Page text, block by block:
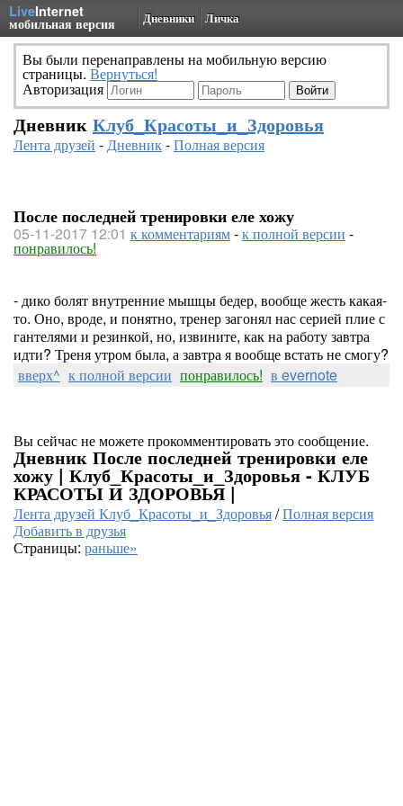
LiveInternet
мобильная версия Дневники Личка
Вы были перенаправлены на мобильную версию
страницы. Вернуться!
Авторизация
Дневник Клуб_Красоты_и_Здоровья
Лента друзей -Дневник-Полная версия
После последней тренировки еле хожу
05-11-2017 12:01 к комментариям-к полной версии -
понравилось!
- дико болят внутренние мышцы бедер, вообще жесть какая-
то. Оно, вроде, и понятно, тренер загонял нас серией плие с
гантелями и резинкой, но, извините, как на работу завтра
идти? Треня утром была, а завтра я вообще встать не смогу?
вверх^ к полной версии понравилось! в evernote
Вы сейчас не можете прокомментировать это сообщение.
Дневник После последней тренировки еле
хожу | Клуб_Красоты_и_Здоровья - КЛУБ
КРАСОТЫ И ЗДОРОВЬЯ |
Лента друзей Клуб_Красоты_и_Здоровья/Полная версия
Добавить в друзья
Страницы: раньше»